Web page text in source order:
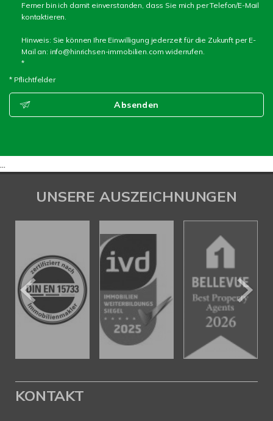
Ferner bin ich damit einverstanden, dass Sie mich per Telefon/E-Mail
kontaktieren.
Hinweis: Sie können Ihre Einwilligung jederzeit für die Zukunft per E-
Mail an: info@hinrichsen-immobilien.com widerrufen.
*
* Pflichtfelder
Absenden
...
UNSERE AUSZEICHNUNGEN
KONTAKT